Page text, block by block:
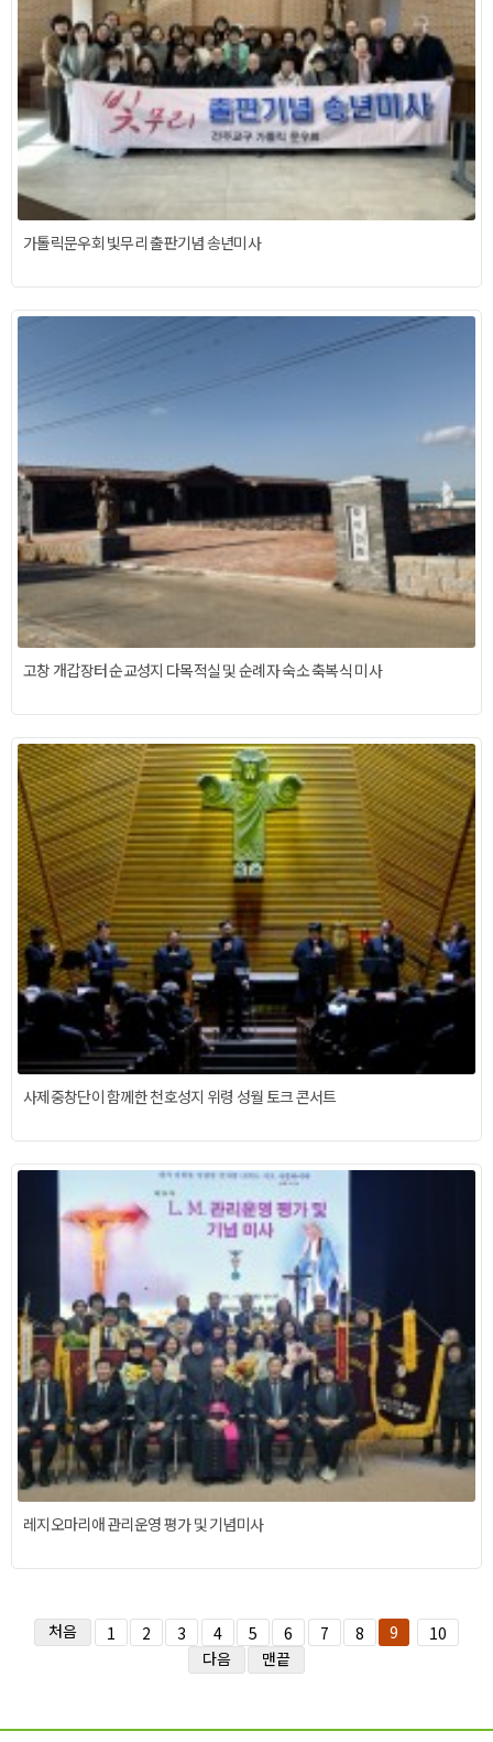
가톨릭문우회 빛무리 출판기념 송년미사
고창 개갑장터 순교성지 다목적실 및 순례자 숙소 축복식 미사
사제중창단이 함께한 천호성지 위령 성월 토크 콘서트
레지오마리애 관리운영 평가 및 기념미사
처음 1 2 3 4 5 6 7 8 9
10
다음
맨끝